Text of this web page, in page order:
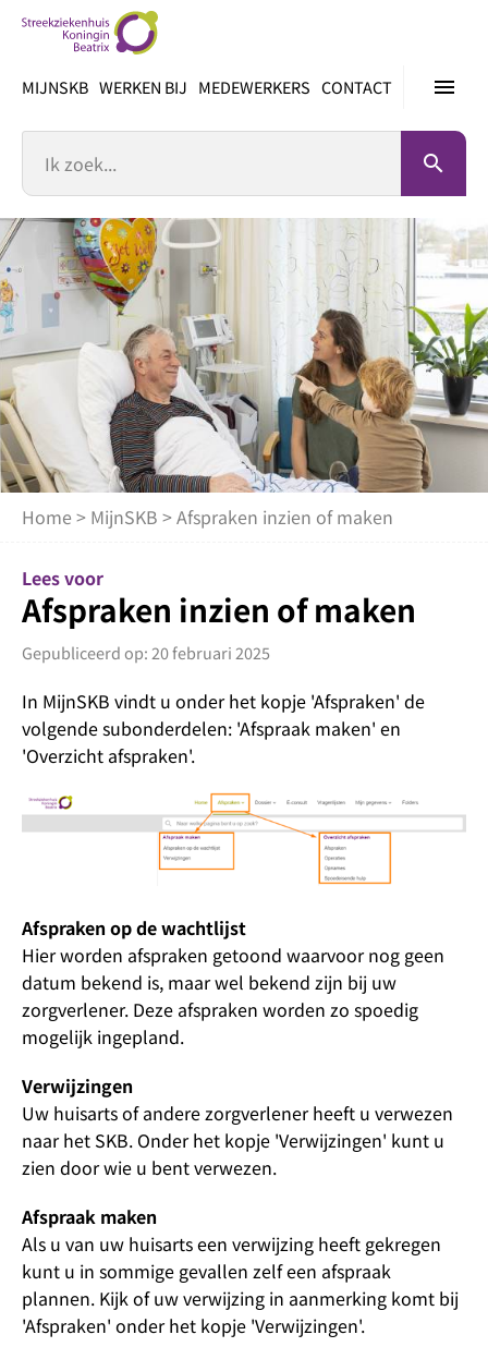
inhoud
menu
MIJNSKB WERKEN BIJ MEDEWERKERS CONTACT
search
Home > MijnSKB > Afspraken inzien of maken
Lees voor
Afspraken inzien of maken
Gepubliceerd op: 20 februari 2025
In MijnSKB vindt u onder het kopje 'Afspraken' de
volgende subonderdelen: 'Afspraak maken' en
'Overzicht afspraken'.
Afspraken op de wachtlijst
Hier worden afspraken getoond waarvoor nog geen
datum bekend is, maar wel bekend zijn bij uw
zorgverlener. Deze afspraken worden zo spoedig
mogelijk ingepland.
Verwijzingen
Uw huisarts of andere zorgverlener heeft u verwezen
naar het SKB. Onder het kopje 'Verwijzingen' kunt u
zien door wie u bent verwezen.
Afspraak maken
Als u van uw huisarts een verwijzing heeft gekregen
kunt u in sommige gevallen zelf een afspraak
plannen. Kijk of uw verwijzing in aanmerking komt bij
'Afspraken' onder het kopje 'Verwijzingen'.